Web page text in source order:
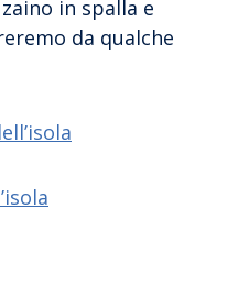
in spalla e
da qualche